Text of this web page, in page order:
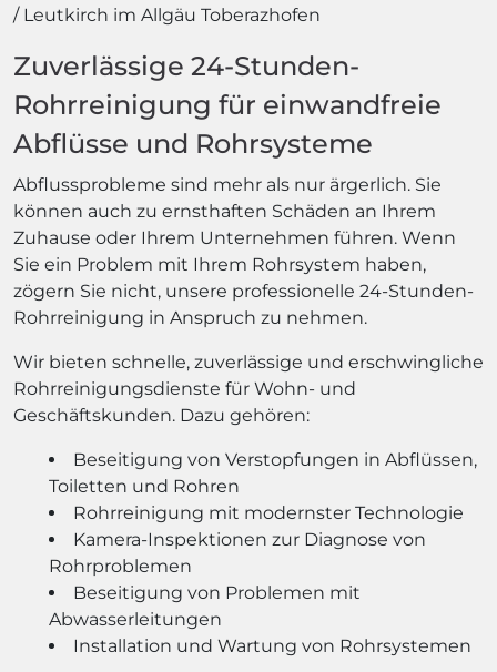
Leutkirch im Allgäu Toberazhofen
Zuverlässige 24-Stunden-
Rohrreinigung für einwandfreie
Abflüsse und Rohrsysteme
Abflussprobleme sind mehr als nur ärgerlich. Sie
können auch zu ernsthaften Schäden an Ihrem
Zuhause oder Ihrem Unternehmen führen. Wenn
Sie ein Problem mit Ihrem Rohrsystem haben,
zögern Sie nicht, unsere professionelle 24-Stunden-
Rohrreinigung in Anspruch zu nehmen.
Wir bieten schnelle, zuverlässige und erschwingliche
Rohrreinigungsdienste für Wohn- und
Geschäftskunden. Dazu gehören:
Beseitigung von Verstopfungen in Abflüssen,
Toiletten und Rohren
Rohrreinigung mit modernster Technologie
Kamera-Inspektionen zur Diagnose von
Rohrproblemen
Beseitigung von Problemen mit
Abwasserleitungen
Installation und Wartung von Rohrsystemen